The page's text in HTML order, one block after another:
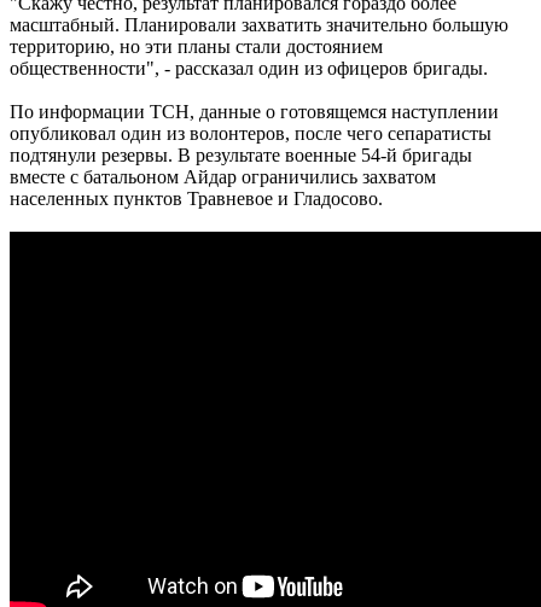
масштабный. Планировали захватить значительно большую
территорию, но эти планы стали достоянием
общественности", - рассказал один из офицеров бригады.
По информации ТСН, данные о готовящемся наступлении
опубликовал один из волонтеров, после чего сепаратисты
подтянули резервы. В результате военные 54-й бригады
вместе с батальоном Айдар ограничились захватом
населенных пунктов Травневое и Гладосово.